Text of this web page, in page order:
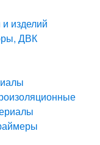
изделий
ДВК